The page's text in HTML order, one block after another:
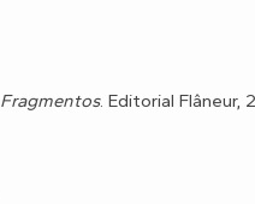
Fragmentos. Editorial Flâneur,